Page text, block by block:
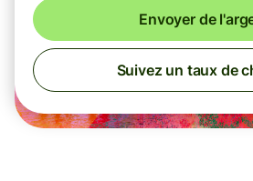
Envoyer de
Suivez un taux de